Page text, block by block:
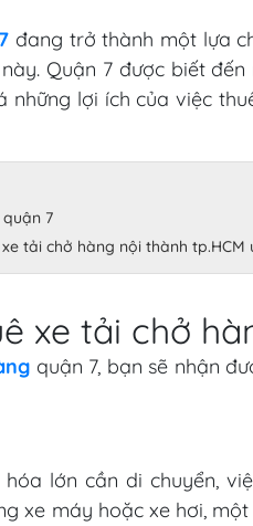
đang trở thành một lựa
Quận 7 được biết
những lợi ích của việc
7
tải chở hàng nội thành tp.HCM
xe tải chở
quận 7, bạn sẽ nhận
lớn cần di chuyển,
xe máy hoặc xe hơi,